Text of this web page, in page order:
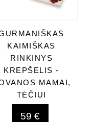
KAIMIŠKAS
RINKINYS
KREPŠELIS -
MAMAI,
TĖČIUI
59 €